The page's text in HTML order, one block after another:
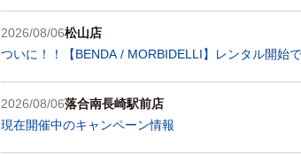
2026/08/06松山店
ついに！！【BENDA / MORBIDELLI】レンタル開始
2026/08/06落合南長崎駅前店
現在開催中のキャンペーン情報